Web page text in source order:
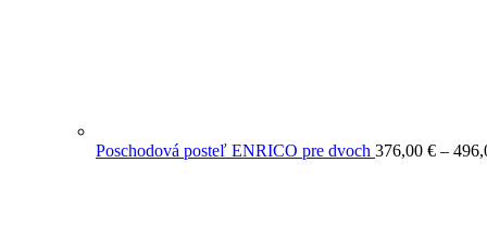
Poschodová posteľ ENRICO pre dvoch 376,00 € –